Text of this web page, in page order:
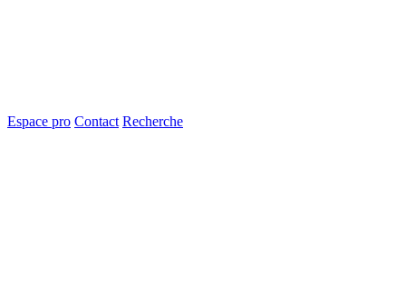
Espace pro Contact Recherche